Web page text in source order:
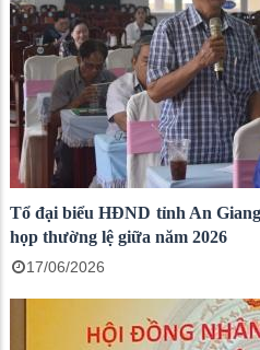
Tổ đại biểu HĐND tỉnh An
họp thường lệ giữa năm 2026
17/06/2026